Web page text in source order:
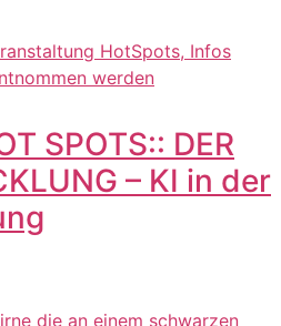
SPOTS:: DER
– KI in der